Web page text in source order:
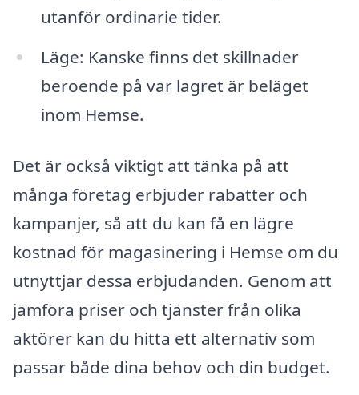
utanför ordinarie tider.
Läge: Kanske finns det skillnader
beroende på var lagret är beläget
inom Hemse.
Det är också viktigt att tänka på att
många företag erbjuder rabatter och
kampanjer, så att du kan få en lägre
kostnad för magasinering i Hemse om du
utnyttjar dessa erbjudanden. Genom att
jämföra priser och tjänster från olika
aktörer kan du hitta ett alternativ som
passar både dina behov och din budget.